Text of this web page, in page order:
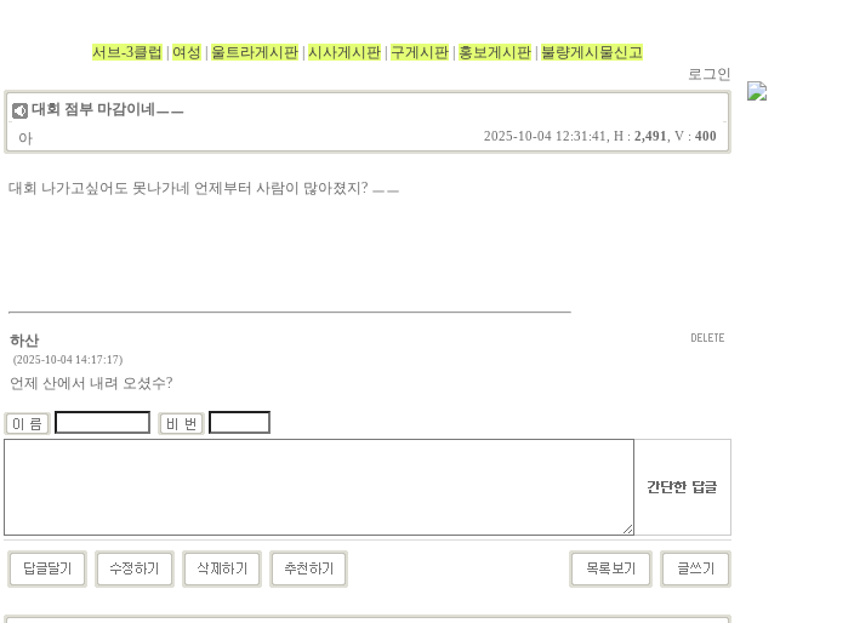
서브-3클럽 여성 울트라게시판 시사게시판 구게시판 홍보게시판
불량게시물신고
로그인
대회 점부 마감이네ㅡㅡ
아
2025-10-04 12:31:41, H : 2,491 , V : 400
대회 나가고싶어도 못나가네 언제부터 사람이 많아졌지? ㅡㅡ
하산
(2025-10-04 14:17:17)
언제 산에서 내려 오셨수?